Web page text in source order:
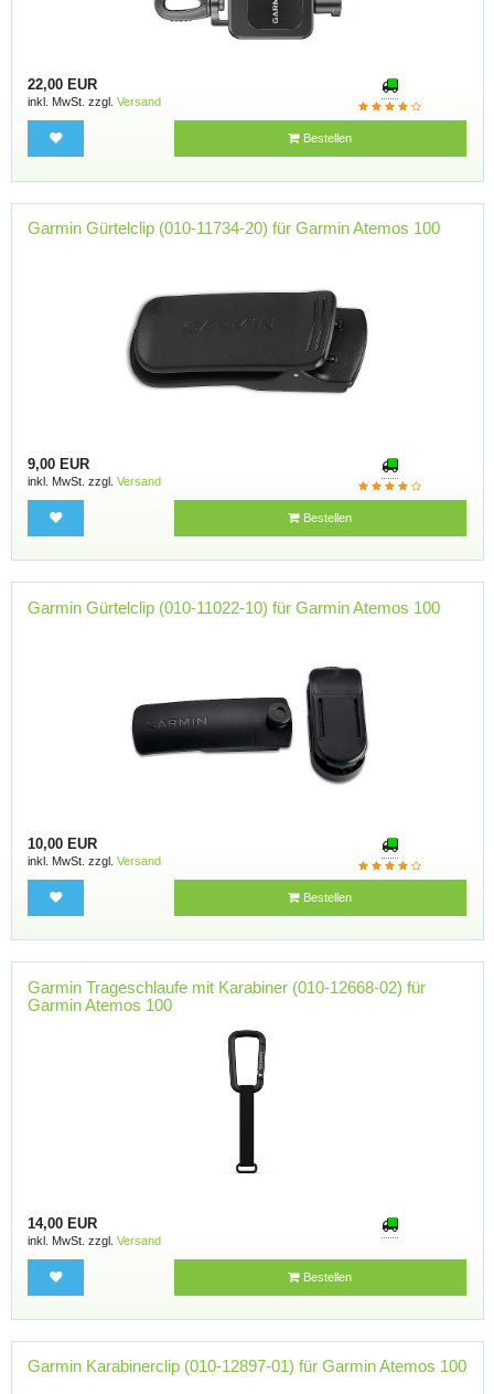
22,00 EUR
inkl. MwSt. zzgl. Versand
Bestellen
Garmin Gürtelclip (010-11734-20) für Garmin Atemos 100
9,00 EUR
inkl. MwSt. zzgl. Versand
Bestellen
Garmin Gürtelclip (010-11022-10) für Garmin Atemos 100
10,00 EUR
inkl. MwSt. zzgl. Versand
Bestellen
Garmin Trageschlaufe mit Karabiner (010-12668-02) für
Garmin Atemos 100
14,00 EUR
inkl. MwSt. zzgl. Versand
Bestellen
Garmin Karabinerclip (010-12897-01) für Garmin Atemos 100